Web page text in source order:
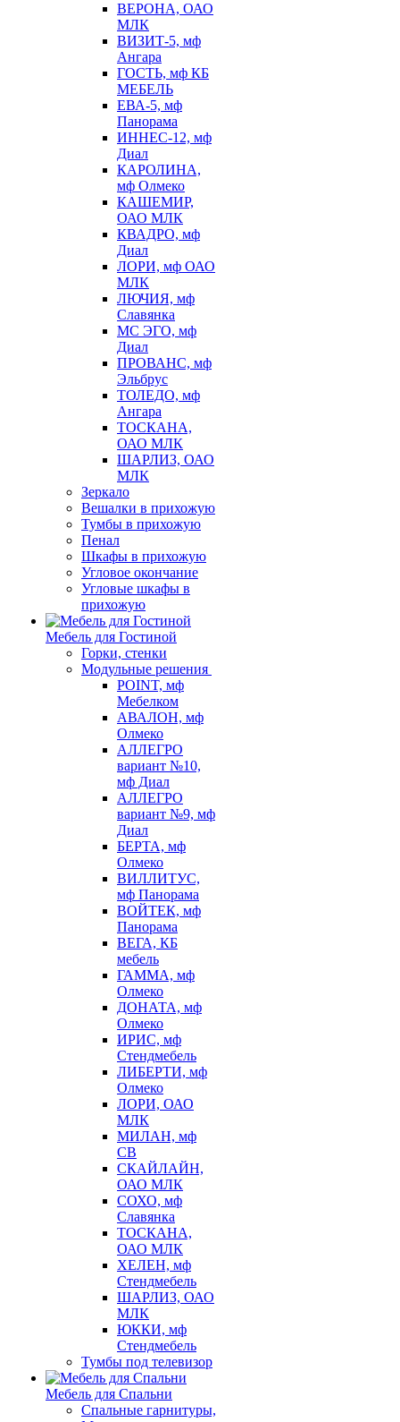
ВЕРОНА, ОАО
МЛК
ВИЗИТ-5, мф
Ангара
ГОСТЬ, мф КБ
МЕБЕЛЬ
ЕВА-5, мф
Панорама
ИННЕС-12, мф
Диал
КАРОЛИНА,
мф Олмеко
КАШЕМИР,
ОАО МЛК
КВАДРО, мф
Диал
ЛОРИ, мф ОАО
МЛК
ЛЮЧИЯ, мф
Славянка
МС ЭГО, мф
Диал
ПРОВАНС, мф
Эльбрус
ТОЛЕДО, мф
Ангара
ТОСКАНА,
ОАО МЛК
ШАРЛИЗ, ОАО
МЛК
Зеркало
Вешалки в прихожую
Тумбы в прихожую
Пенал
Шкафы в прихожую
Угловое окончание
Угловые шкафы в
прихожую
Мебель для Гостиной
Горки, стенки
Модульные решения
POINT, мф
Мебелком
АВАЛОН, мф
Олмеко
АЛЛЕГРО
вариант №10,
мф Диал
АЛЛЕГРО
вариант №9, мф
Диал
БЕРТА, мф
Олмеко
ВИЛЛИТУС,
мф Панорама
ВОЙТЕК, мф
Панорама
ВЕГА, КБ
мебель
ГАММА, мф
Олмеко
ДОНАТА, мф
Олмеко
ИРИС, мф
Стендмебель
ЛИБЕРТИ, мф
Олмеко
ЛОРИ, ОАО
МЛК
МИЛАН, мф
СВ
СКАЙЛАЙН,
ОАО МЛК
СОХО, мф
Славянка
ТОСКАНА,
ОАО МЛК
ХЕЛЕН, мф
Стендмебель
ШАРЛИЗ, ОАО
МЛК
ЮККИ, мф
Стендмебель
Тумбы под телевизор
Мебель для Спальни
Спальные гарнитуры,